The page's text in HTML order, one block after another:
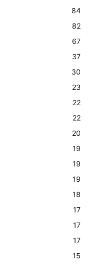
84
82
67
37
30
23
22
22
20
19
19
19
18
17
17
17
15